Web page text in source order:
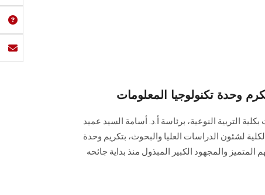
وحدة تكنولوجيا المعلومات
التربية النوعية، برئاسة أ.د. أسامة السيد عميد
لشئون الدراسات العليا والبحوث، بتكريم وحدة
المتميز والمجهود الكبير المبذول منذ بداية جائحه